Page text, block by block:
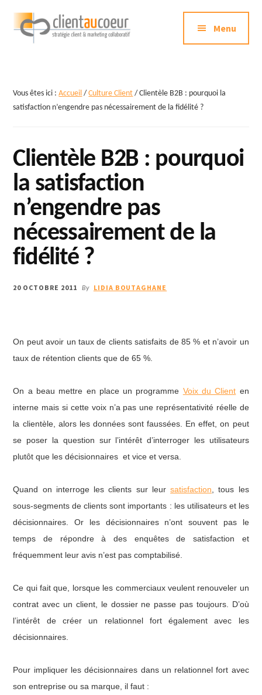
contenu
Additional
menu
expériences
mémorables
ROI
Menu
Vous êtes ici :Accueil / Culture Client /Clientèle B2B : pourquoi la
satisfaction n’engendre pas nécessairement de la fidélité ?
Clientèle B2B : pourquoi
la satisfaction
n’engendre pas
nécessairement de la
fidélité ?
20 OCTOBRE 2011 By LIDIA BOUTAGHANE
On peut avoir un taux de clients satisfaits de 85 % et n’avoir un
taux de rétention clients que de 65 %.
On a beau mettre en place un programme Voix du Client en
interne mais si cette voix n’a pas une représentativité réelle de
la clientèle, alors les données sont faussées. En effet, on peut
se poser la question sur l’intérêt d’interroger les utilisateurs
plutôt que les décisionnaires et vice et versa.
Quand on interroge les clients sur leursatisfaction , tous les
sous-segments de clients sont importants : les utilisateurs et les
décisionnaires. Or les décisionnaires n’ont souvent pas le
temps de répondre à des enquêtes de satisfaction et
fréquemment leur avis n’est pas comptabilisé.
Ce qui fait que, lorsque les commerciaux veulent renouveler un
contrat avec un client, le dossier ne passe pas toujours. D’où
l’intérêt de créer un relationnel fort également avec les
décisionnaires.
Pour impliquer les décisionnaires dans un relationnel fort avec
son entreprise ou sa marque, il faut :